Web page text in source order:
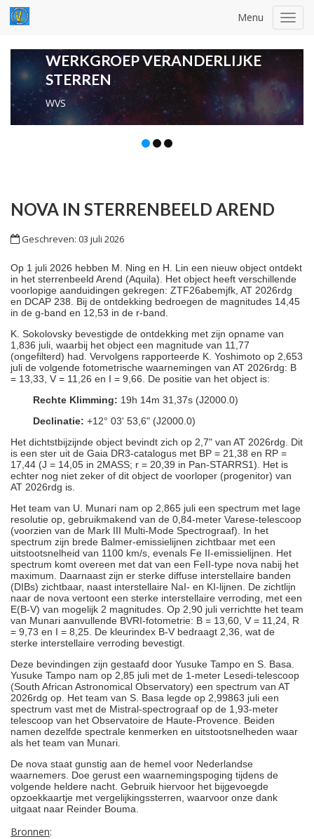
Menu
WERKGROEP VERANDERLIJKE
STERREN
Kaarten
NOVA IN STERRENBEELD AREND
Geschreven: 03 juli 2026
Op 1 juli 2026 hebben M. Ning en H. Lin een nieuw object ontdekt
in het sterrenbeeld Arend (Aquila). Het object heeft verschillende
voorlopige aanduidingen gekregen: ZTF26abemjfk, AT 2026rdg
en DCAP 238. Bij de ontdekking bedroegen de magnitudes 14,45
in de g-band en 12,53 in de r-band.
K. Sokolovsky bevestigde de ontdekking met zijn opname van
1,836 juli, waarbij het object een magnitude van 11,77
(ongefilterd) had. Vervolgens rapporteerde K. Yoshimoto op 2,653
juli de volgende fotometrische waarnemingen van AT 2026rdg: B
= 13,33, V = 11,26 en I = 9,66. De positie van het object is:
Rechte Klimming: 19h 14m 31,37s (J2000.0)
Declinatie: +12° 03' 53,6" (J2000.0)
Het dichtstbijzijnde object bevindt zich op 2,7" van AT 2026rdg. Dit
is een ster uit de Gaia DR3-catalogus met BP = 21,38 en RP =
17,44 (J = 14,05 in 2MASS; r = 20,39 in Pan-STARRS1). Het is
echter nog niet zeker of dit object de voorloper (progenitor) van
AT 2026rdg is.
Het team van U. Munari nam op 2,865 juli een spectrum met lage
resolutie op, gebruikmakend van de 0,84-meter Varese-telescoop
(voorzien van de Mark III Multi-Mode Spectrograaf). In het
spectrum zijn brede Balmer-emissielijnen zichtbaar met een
uitstootsnelheid van 1100 km/s, evenals Fe II-emissielijnen. Het
spectrum komt overeen met dat van een FeII-type nova nabij het
maximum. Daarnaast zijn er sterke diffuse interstellaire banden
(DIBs) zichtbaar, naast interstellaire NaI- en KI-lijnen. De zichtlijn
naar de nova vertoont een sterke interstellaire verroding, met een
E(B-V) van mogelijk 2 magnitudes. Op 2,90 juli verrichtte het team
van Munari aanvullende BVRI-fotometrie: B = 13,60, V = 11,24, R
= 9,73 en I = 8,25. De kleurindex B-V bedraagt 2,36, wat de
sterke interstellaire verroding bevestigt.
Deze bevindingen zijn gestaafd door Yusuke Tampo en S. Basa.
Yusuke Tampo nam op 2,85 juli met de 1-meter Lesedi-telescoop
(South African Astronomical Observatory) een spectrum van AT
2026rdg op. Het team van S. Basa legde op 2,99863 juli een
spectrum vast met de Mistral-spectrograaf op de 1,93-meter
telescoop van het Observatoire de Haute-Provence. Beiden
namen dezelfde spectrale kenmerken en uitstootsnelheden waar
als het team van Munari.
De nova staat gunstig aan de hemel voor Nederlandse
waarnemers. Doe gerust een waarnemingspoging tijdens de
volgende heldere nacht. Gebruik hiervoor het bijgevoegde
opzoekkaartje met vergelijkingssterren, waarvoor onze dank
uitgaat naar Reinder Bouma.
Bronnen: